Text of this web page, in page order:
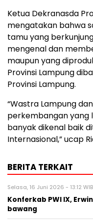
Ketua Dekranasda
mengatakan bahwa
tamu yang
mengenal dan
maupun yang
Provinsi Lampung
Provinsi Lampung.
“Wastra Lampung
perkembangan yang
banyak dikenal baik
Internasional,” ucap
BERITA TERKAIT
Selasa, 16 Juni 2026 - 13:12 WIB
Konferkab PWI IX,
bawang ‎